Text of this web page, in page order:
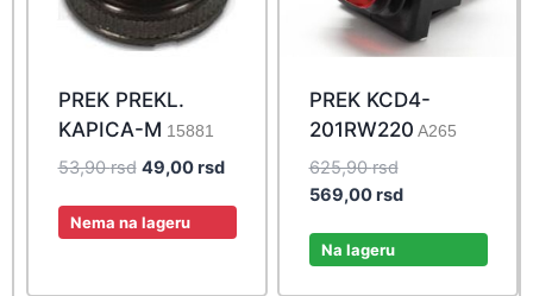
PREK PREKL.
KAPICA-M 15881
53,90rsd Original
was:
49,00rsdCurrent
Nema na lageru
PREK KCD4-
201RW220 A265
625,90rsdOriginal
price
569,00rsdCurrent
Na lageru